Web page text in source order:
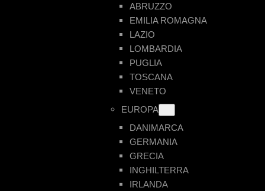
ABRUZZO
EMILIA ROMAGNA
LAZIO
LOMBARDIA
PUGLIA
TOSCANA
VENETO
EUROPA
DANIMARCA
GERMANIA
GRECIA
INGHILTERRA
IRLANDA